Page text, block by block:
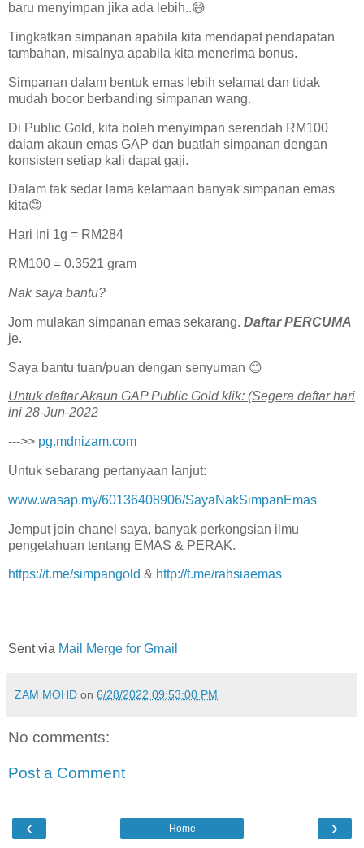
baru menyimpan jika ada lebih..😅
Tingkatkan simpanan apabila kita mendapat pendapatan
tambahan, misalnya apabila kita menerima bonus.
Simpanan dalam bentuk emas lebih selamat dan tidak
mudah bocor berbanding simpanan wang.
Di Public Gold, kita boleh menyimpan serendah RM100
dalam akaun emas GAP dan buatlah simpanan dengan
konsisten setiap kali dapat gaji.
Dalam tak sedar lama kelamaan banyak simpanan emas
kita😊
Hari ini 1g = RM284
RM100 = 0.3521 gram
Nak saya bantu?
Jom mulakan simpanan emas sekarang. Daftar PERCUMA
je.
Saya bantu tuan/puan dengan senyuman 😊
U͏n͏t͏u͏k͏ d͏a͏f͏t͏a͏r͏ A͏k͏a͏u͏n͏ G͏A͏P͏ P͏u͏b͏l͏i͏c͏ G͏o͏l͏d͏ k͏l͏i͏k͏: (Segera daftar hari
ini 28-Jun-2022
--->> pg.mdnizam.com
Untuk sebarang pertanyaan lanjut:
www.wasap.my/60136408906/SayaNakSimpanEmas
Jemput join chanel saya, banyak perkongsian ilmu
pengetahuan tentang EMAS & PERAK.
https://t.me/simpangold & http://t.me/rahsiaemas
Sent via Mail Merge for Gmail
ZAM MOHD on 6/28/2022 09:53:00 PM
No comments:
Post a Comment
‹ ›
Home